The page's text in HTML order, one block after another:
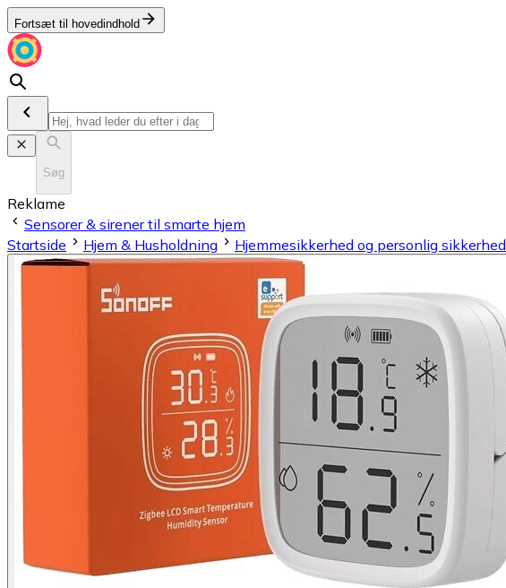
Fortsæt til hovedindhold
Søg
Reklame
Sensorer & sirener til smarte hjem
Startside
Hjem & Husholdning Hjemmesikkerhed og personlig sikkerhed